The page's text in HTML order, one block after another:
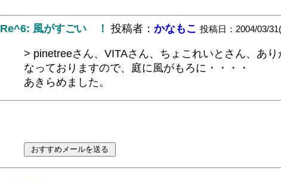
Re^6: 風がすごい ！ 投稿者： かなもこ 投稿日：2004/03/
> pinetreeさん、VITAさん、ちょこれいとさん、あ
なっておりますので、庭に風がもろに・・・・
あきらめました。